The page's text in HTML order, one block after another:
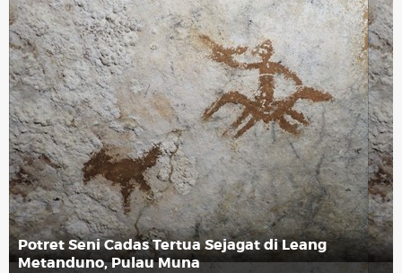
Potret Seni Cadas Tertua Sejagat di Leang
Metanduno, Pulau Muna